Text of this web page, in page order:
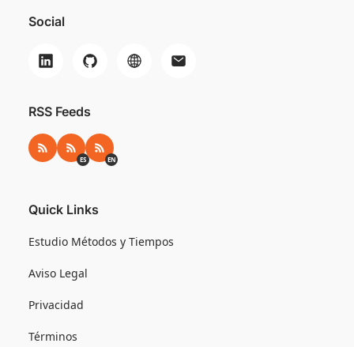
Social
RSS Feeds
RSS RSS ES
ES RSS EN
EN
Quick Links
Estudio Métodos y Tiempos
Aviso Legal
Privacidad
Términos